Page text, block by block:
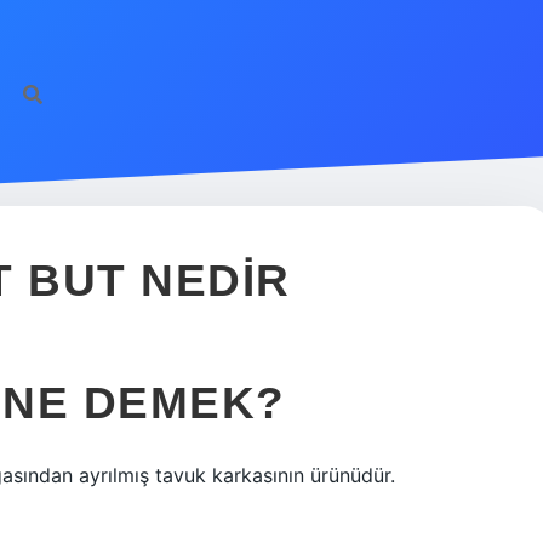
BUT NEDIR
DEMEK?
ayrılmış tavuk karkasının ürünüdür.